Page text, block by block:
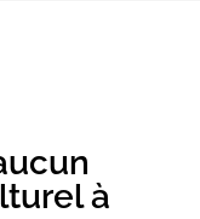
culture-
à